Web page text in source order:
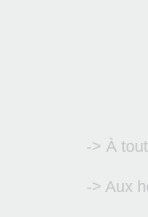
-> À
-> Aux